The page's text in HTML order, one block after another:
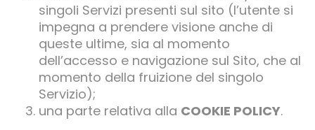
singoli Servizi presenti sul sito (l’utente si
impegna a prendere visione anche di
queste ultime, sia al momento
dell’accesso e navigazione sul Sito, che al
momento della fruizione del singolo
Servizio);
una parte relativa alla COOKIE POLICY.